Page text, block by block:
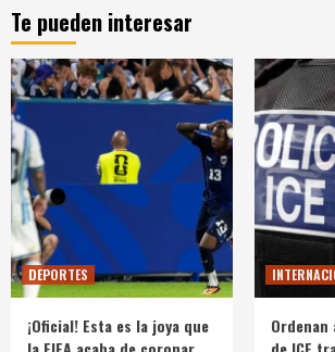
Te pueden interesar
DEPORTES
¡Oficial! Esta es la joya que